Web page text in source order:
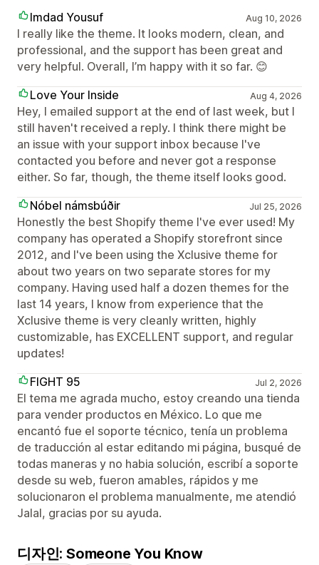
Imdad Yousuf Aug 10, 2026
I really like the theme. It looks modern, clean, and
professional, and the support has been great and
very helpful. Overall, I’m happy with it so far. 😊
Love Your Inside
Aug 4, 2026
Hey, I emailed support at the end of last week, but I
still haven't received a reply. I think there might be
an issue with your support inbox because I've
contacted you before and never got a response
either. So far, though, the theme itself looks good.
Nóbel námsbúðir
Jul 25, 2026
Honestly the best Shopify theme I've ever used! My
company has operated a Shopify storefront since
2012, and I've been using the Xclusive theme for
about two years on two separate stores for my
company. Having used half a dozen themes for the
last 14 years, I know from experience that the
Xclusive theme is very cleanly written, highly
customizable, has EXCELLENT support, and regular
updates!
FIGHT 95
Jul 2, 2026
El tema me agrada mucho, estoy creando una tienda
para vender productos en México. Lo que me
encantó fue el soporte técnico, tenía un problema
de traducción al estar editando mi página, busqué de
todas maneras y no habia solución, escribí a soporte
desde su web, fueron amables, rápidos y me
solucionaron el problema manualmente, me atendió
Jalal, gracias por su ayuda.
디자인: Someone You Know